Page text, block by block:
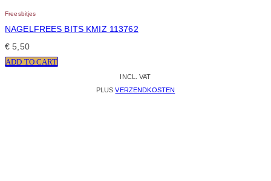
Freesbitjes
NAGELFREES BITS KMIZ 113762
€ 5,50
ADD TO CART
INCL. VAT
PLUSVERZENDKOSTEN